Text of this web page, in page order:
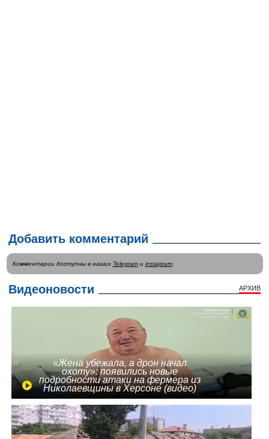
Добавить комментарий
Комментарии доступны в наших Telegramи instagram.
Видеоновости АРХИВ
«Жена убежала, а дрон начал
охоту»: появились новые
подробности атаки на фермера из
Николаевщины в Херсоне (видео)